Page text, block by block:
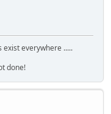
everywhere .....
done!